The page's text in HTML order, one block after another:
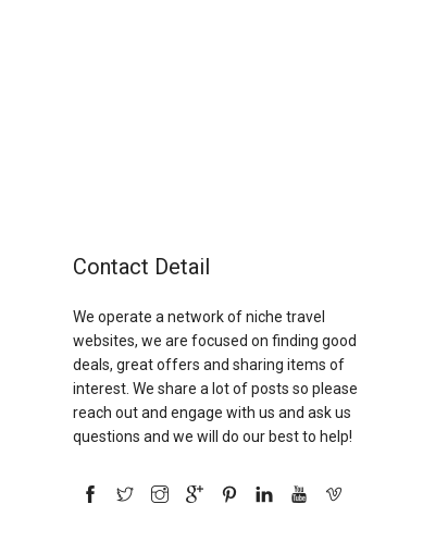
Contact Detail
We operate a network of niche travel
websites, we are focused on finding good
deals, great offers and sharing items of
interest. We share a lot of posts so please
reach out and engage with us and ask us
questions and we will do our best to help!